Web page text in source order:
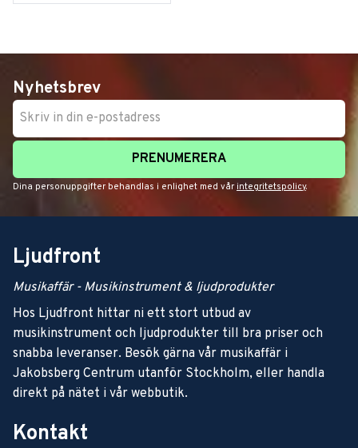
Nyhetsbrev
PRENUMERERA
Dina personuppgifter behandlas i enlighet med vår integritetspolicy.
Ljudfront
Musikaffär - Musikinstrument & ljudprodukter
Hos Ljudfront hittar ni ett stort utbud av
musikinstrument och ljudprodukter till bra priser och
snabba leveranser. Besök gärna vår musikaffär i
Jakobsberg Centrum utanför Stockholm, eller handla
direkt på nätet i vår webbutik.
Kontakt